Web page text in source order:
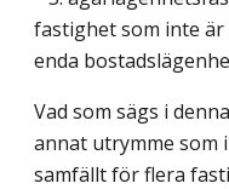
fastighet som inte är
enda
Vad som sägs i
annat utrymme som
samfällt för flera